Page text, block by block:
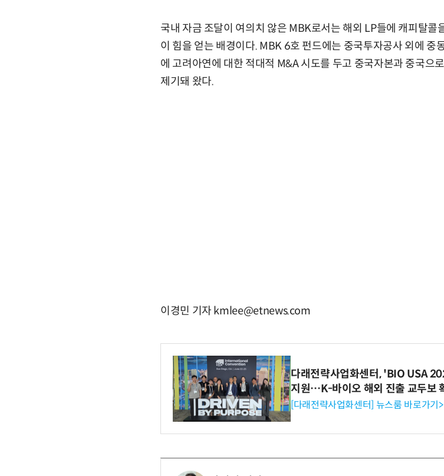
국내 자금 조달이 여의치 않은 MBK로서는 해외 LP들에 캐피탈콜
이 힘을 얻는 배경이다. MBK 6호 펀드에는 중국투자공사 외에 중
에 고려아연에 대한 적대적 M&A 시도를 두고 중국자본과 중국으
제기돼 왔다.
이경민 기자 kmlee@etnews.com
다래전략사업화센터, 'BIO USA
지원…K-바이오 해외 진출 교두보
[다래전략사업화센터] 뉴스룸 바로가기>